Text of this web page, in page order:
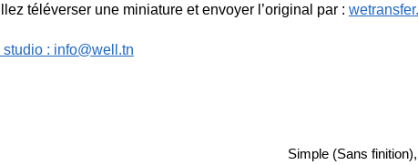
téléverser une miniature et envoyer l’original par :
studio : info@well.tn
Simple (Sans